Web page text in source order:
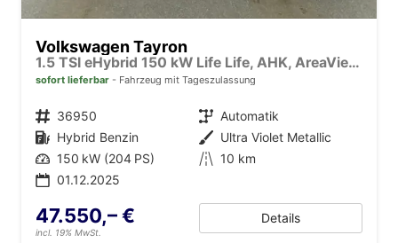
Volkswagen Tayron
1.5 TSI eHybrid 150 kW Life Life, AHK, AreaView, Side, Navi, Winter, 5-J. Garantie
sofort lieferbar Fahrzeug mit Tageszulassung
Fahrzeugnr. 36950 Getriebe Automatik
Kraftstoff Hybrid Benzin Außenfarbe Ultra Violet Metallic
Leistung 150 kW (204 PS) Kilometerstand 10 km
01.12.2025
47.550,– €
incl. 19% MwSt.
Details